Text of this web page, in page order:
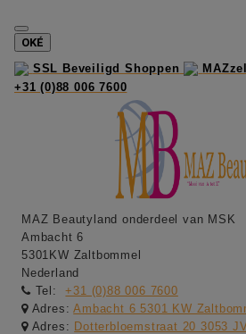
OKÉ
SSL Beveiligd Shoppen
+31 (0)88 006 7600
MAZ Beautyland onderdeel van MSK
Ambacht 6
5301KW Zaltbommel
Nederland
Tel:
+31 (0)88 006 7600
Adres:Ambacht 6 5301 KW
Adres: Dotterbloemstraat 20 3053